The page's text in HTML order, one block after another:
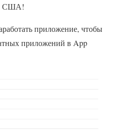
США!
приложение, чтобы
приложений в App